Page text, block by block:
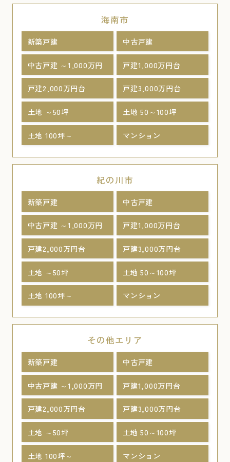
海南市
新築戸建 中古戸建
中古戸建 ～1,000万円 戸建1,000万円台
戸建2,000万円台 戸建3,000万円台
土地 ～50坪 土地 50～100坪
土地 100坪～ マンション
紀の川市
新築戸建 中古戸建
中古戸建 ～1,000万円 戸建1,000万円台
戸建2,000万円台 戸建3,000万円台
土地 ～50坪 土地 50～100坪
土地 100坪～ マンション
その他エリア
新築戸建 中古戸建
中古戸建 ～1,000万円 戸建1,000万円台
戸建2,000万円台 戸建3,000万円台
土地 ～50坪 土地 50～100坪
土地 100坪～ マンション